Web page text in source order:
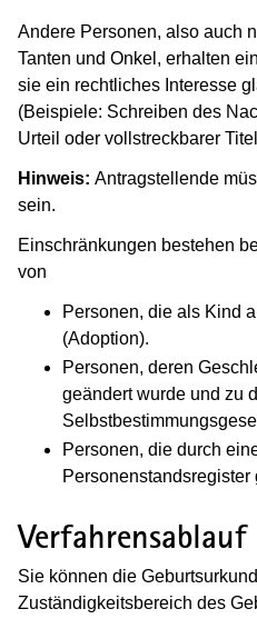
Andere Personen, also auch
Tanten und Onkel, erhalten
sie ein rechtliches Interesse
(Beispiele: Schreiben des
Urteil oder vollstreckbarer
Hinweis: Antragstellende
sein.
Einschränkungen bestehen
von
Personen, die als Kind
(Adoption).
Personen, deren
geändert wurde und zu
Personen, die durch
Personenstandsregister
Verfahrensablauf
Sie können die
Zuständigkeitsbereich des